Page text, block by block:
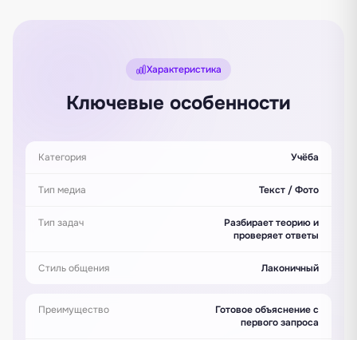
Характеристика
Ключевые особенности
Категория Учёба
Тип медиа Текст / Фото
Тип задач
Разбирает теорию и
проверяет ответы
Стиль общения Лаконичный
Преимущество
Готовое объяснение с
первого запроса